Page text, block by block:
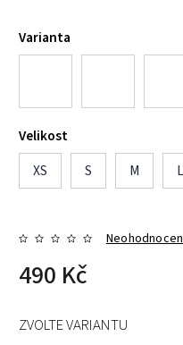
Varianta
Velikost
XS S M L
490 Kč
ZVOLTE VARIANTU